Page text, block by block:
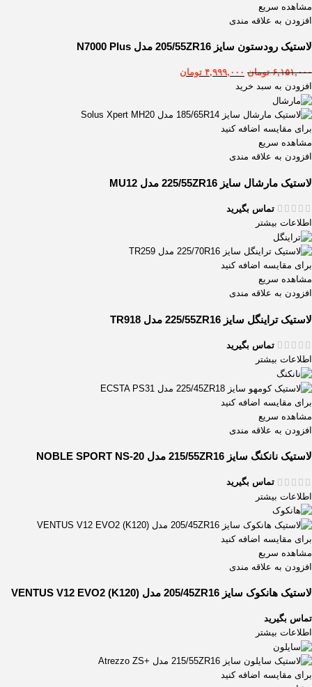
مشاهده سریع
افزودن به علاقه مندی
لاستیک رودستون سایز 205/55ZR16 مدل N7000 Plus
۶,۱۵۱,۰۰۰ تومان ۴,۹۹۹,۰۰۰ تومان
افزودن به سبد خرید
برای مقایسه اضافه کنید
مشاهده سریع
افزودن به علاقه مندی
لاستیک مارشال سایز 225/55ZR16 مدل MU12
تماس بگیرید
اطلاعات بیشتر
برای مقایسه اضافه کنید
مشاهده سریع
افزودن به علاقه مندی
لاستیک تراینگل سایز 225/55ZR16 مدل TR918
تماس بگیرید
اطلاعات بیشتر
برای مقایسه اضافه کنید
مشاهده سریع
افزودن به علاقه مندی
لاستیک نانکنگ سایز 215/55ZR16 مدل NOBLE SPORT NS-20
تماس بگیرید
اطلاعات بیشتر
برای مقایسه اضافه کنید
مشاهده سریع
افزودن به علاقه مندی
لاستیک هانکوک سایز 205/45ZR16 مدل VENTUS V12 EVO2 (K120)
تماس بگیرید
اطلاعات بیشتر
برای مقایسه اضافه کنید